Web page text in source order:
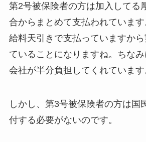
第2号被保険者の方は加入してる
合からまとめて支払われていま
給料天引きで支払っていますか
ていることになりますね。ちな
会社が半分負担してくれています
しかし、 第3号被保険者の方は国
付する必要がないのです。